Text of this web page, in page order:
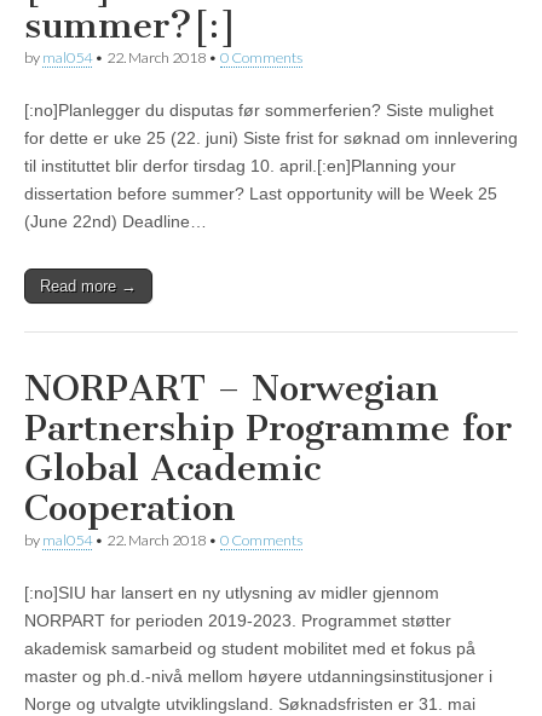
summer?[:]
by mal054• 22. March 2018 • 0 Comments
[:no]Planlegger du disputas før sommerferien? Siste mulighet
for dette er uke 25 (22. juni) Siste frist for søknad om innlevering
til instituttet blir derfor tirsdag 10. april.[:en]Planning your
dissertation before summer? Last opportunity will be Week 25
(June 22nd) Deadline…
Read more →
NORPART – Norwegian
Partnership Programme for
Global Academic
Cooperation
by mal054• 22. March 2018 • 0 Comments
[:no]SIU har lansert en ny utlysning av midler gjennom
NORPART for perioden 2019-2023. Programmet støtter
akademisk samarbeid og student mobilitet med et fokus på
master og ph.d.-nivå mellom høyere utdanningsinstitusjoner i
Norge og utvalgte utviklingsland. Søknadsfristen er 31. mai